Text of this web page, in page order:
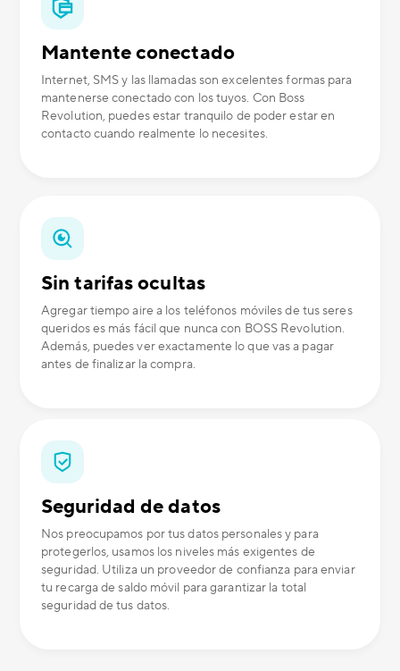
Mantente conectado
Internet, SMS y las llamadas son excelentes formas para
mantenerse conectado con los tuyos. Con Boss
Revolution, puedes estar tranquilo de poder estar en
contacto cuando realmente lo necesites.
Sin tarifas ocultas
Agregar tiempo aire a los teléfonos móviles de tus seres
queridos es más fácil que nunca con BOSS Revolution.
Además, puedes ver exactamente lo que vas a pagar
antes de finalizar la compra.
Seguridad de datos
Nos preocupamos por tus datos personales y para
protegerlos, usamos los niveles más exigentes de
seguridad. Utiliza un proveedor de confianza para enviar
tu recarga de saldo móvil para garantizar la total
seguridad de tus datos.